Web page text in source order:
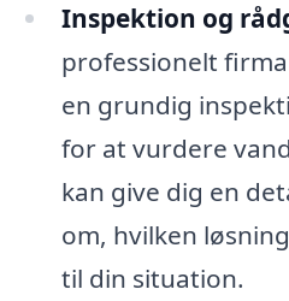
Inspektion og
professionelt
en grundig
for at vurdere
kan give dig en
om, hvilken
til din situation.